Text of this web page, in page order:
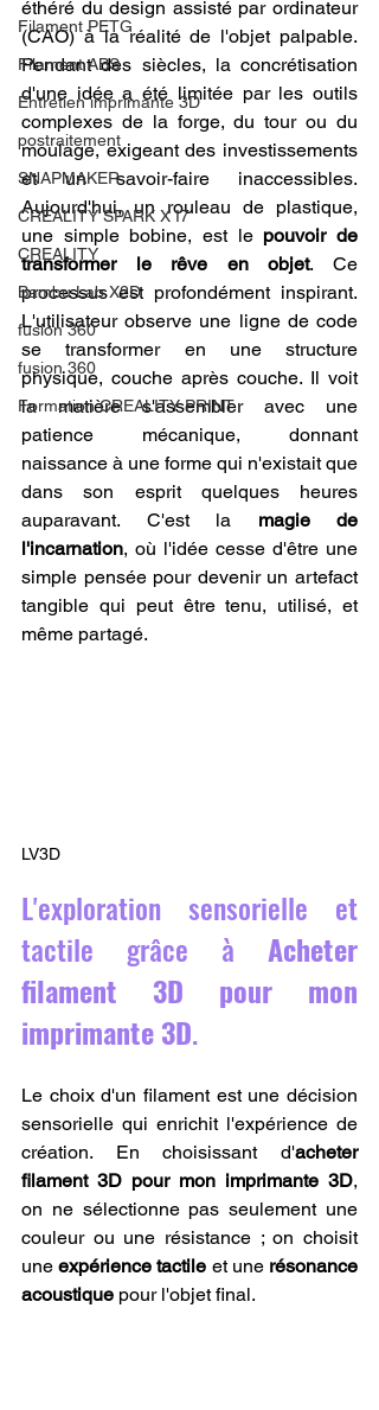
Filament PETG
Filament ABS
Entretien imprimante 3D
postraitement
SNAPMAKER
CRÉALITY SPARK X I7
CREALITY
Bambu Lab X2D
fusion 360
fusion 360
Formation CREALITY PRINT
éthéré du design assisté par ordinateur
(CAO) à la réalité de l'objet palpable.
Pendant des siècles, la concrétisation
d'une idée a été limitée par les outils
complexes de la forge, du tour ou du
moulage, exigeant des investissements
et un savoir-faire inaccessibles.
Aujourd'hui, un rouleau de plastique,
une simple bobine, est le pouvoir de
transformer le rêve en objet. Ce
processus est profondément inspirant.
L'utilisateur observe une ligne de code
se transformer en une structure
physique, couche après couche. Il voit
la matière s'assembler avec une
patience mécanique, donnant
naissance à une forme qui n'existait que
dans son esprit quelques heures
auparavant. C'est la magie de
l'incarnation, où l'idée cesse d'être une
simple pensée pour devenir un artefact
tangible qui peut être tenu, utilisé, et
même partagé.
LV3D
L'exploration sensorielle et
tactile grâce à Acheter
filament 3D pour mon
imprimante 3D.
Le choix d'un filament est une décision
sensorielle qui enrichit l'expérience de
création. En choisissant d'acheter
filament 3D pour mon imprimante 3D,
on ne sélectionne pas seulement une
couleur ou une résistance ; on choisit
une expérience tactile et une résonance
acoustique pour l'objet final.